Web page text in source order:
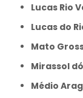
Lucas Rio
Lucas do
Mato
Mirassol
Médio